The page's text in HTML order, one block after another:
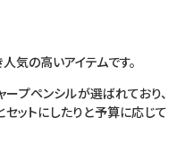
気の高いアイテムです。
プペンシルが選ばれており、
セットにしたりと予算に応じて